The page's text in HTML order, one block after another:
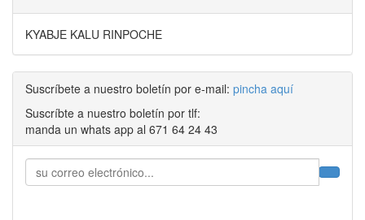
KYABJE KALU RINPOCHE
Suscríbete a nuestro boletín por e-mail: pincha aquí
Suscríbte a nuestro boletín por tlf:
manda un whats app al 671 64 24 43